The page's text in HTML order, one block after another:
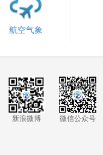
航空气象
新浪微博 微信公众号